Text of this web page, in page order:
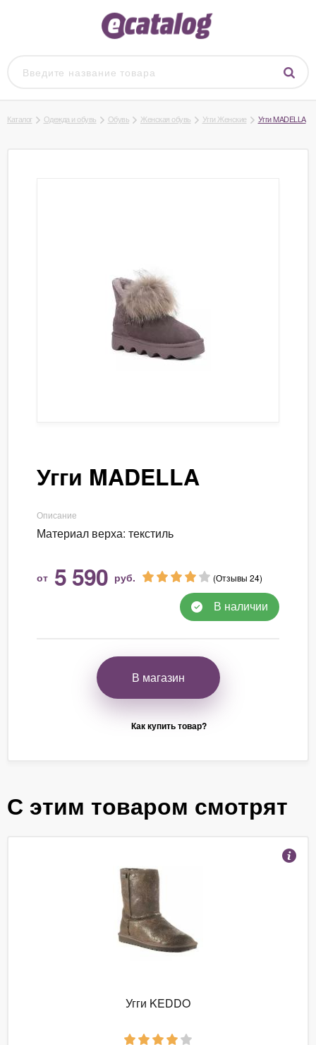
Каталог Одежда и обувь Обувь Женская обувь Угги Женские Угги MADELLA
Угги MADELLA
Описание
Материал верха: текстиль
от 5 590 руб. (Отзывы 24)
В наличии
В магазин
Как купить товар?
С этим товаром смотрят
Угги KEDDO